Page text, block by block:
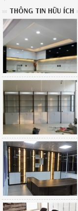
THÔNG TIN HỮU ÍCH